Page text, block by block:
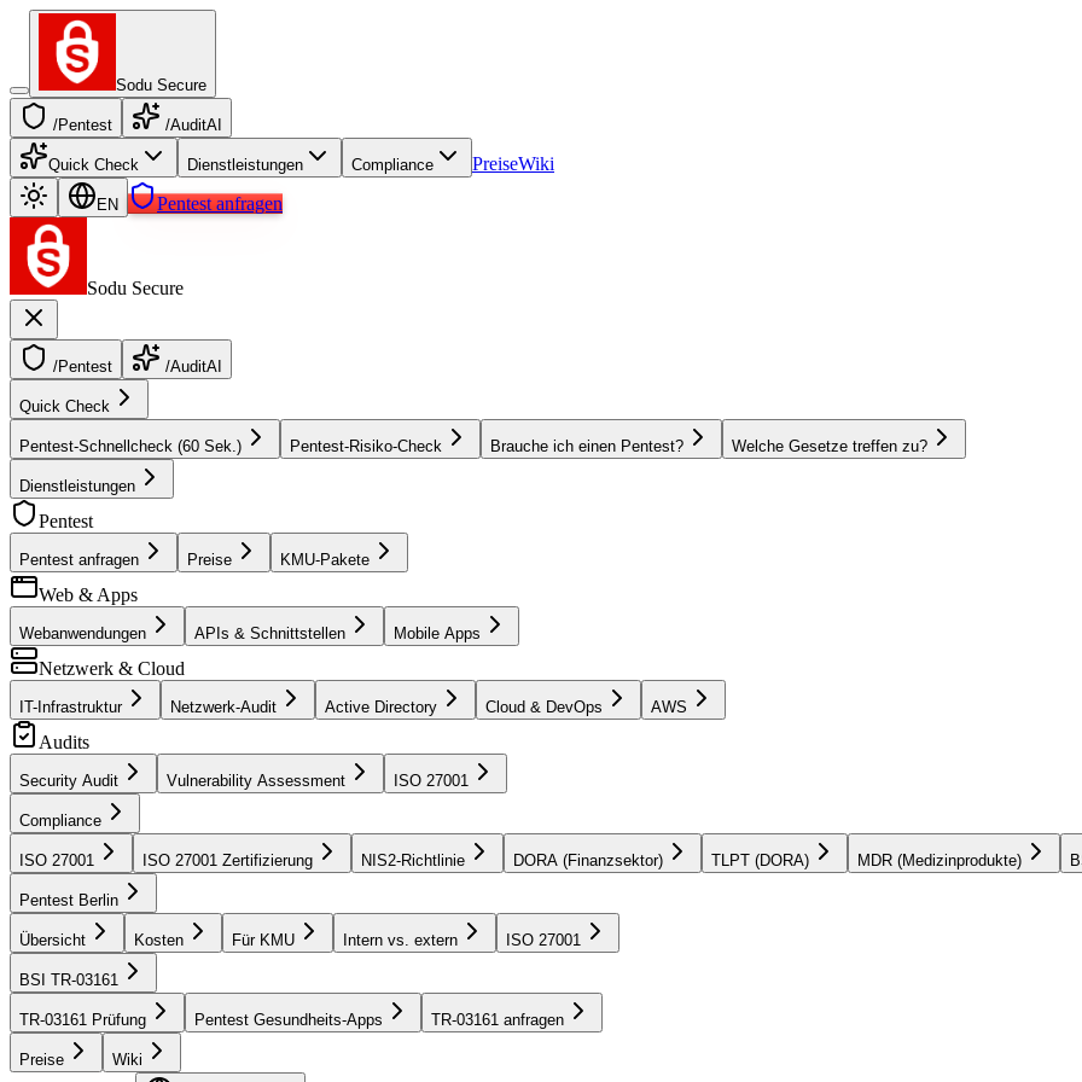
Sodu Secure
/Pentest /AuditAI
Quick Check Dienstleistungen Compliance PreiseWiki
EN Pentest anfragen
Sodu Secure
/Pentest /AuditAI
Quick Check
Pentest-Schnellcheck (60 Sek.) Pentest-Risiko-Check Brauche ich einen Pentest? Welche Gesetze treffen zu?
Dienstleistungen
Pentest
Pentest anfragen Preise KMU-Pakete
Web & Apps
Webanwendungen APIs & Schnittstellen Mobile Apps
Netzwerk & Cloud
IT-Infrastruktur Netzwerk-Audit Active Directory Cloud & DevOps AWS
Audits
Security Audit Vulnerability Assessment ISO 27001
Compliance
ISO 27001 ISO 27001 Zertifizierung NIS2-Richtlinie DORA (Finanzsektor) TLPT (DORA) MDR (Medizinprodukte)
Pentest Berlin
Übersicht Kosten Für KMU Intern vs. extern ISO 27001
BSI TR-03161
TR-03161 Prüfung Pentest Gesundheits-Apps TR-03161 anfragen
Preise Wiki